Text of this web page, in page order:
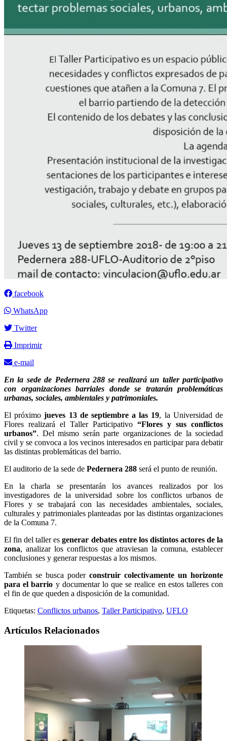
facebook
WhatsApp
Twitter
Imprimir
e-mail
En la sede de Pedernera 288 se realizará un taller participativo
con organizaciones barriales donde se tratarán problemáticas
urbanas, sociales, ambientales y patrimoniales.
El próximojueves 13 de septiembre a las 19, la Universidad de
Flores realizará el Taller Participativo “Flores y sus conflictos
urbanos”. Del mismo serán parte organizaciones de la sociedad
civil y se convoca a los vecinos interesados en participar para debatir
las distintas problemáticas del barrio.
El auditorio de la sede de Pedernera 288 será el punto de reunión.
En la charla se presentarán los avances realizados por los
investigadores de la universidad sobre los conflictos urbanos de
Flores y se trabajará con las necesidades ambientales, sociales,
culturales y patrimoniales planteadas por las distintas organizaciones
de la Comuna 7.
El fin del taller esgenerar debates entre los distintos actores de la
zona, analizar los conflictos que atraviesan la comuna, establecer
conclusiones y generar respuestas a los mismos.
También se busca poder construir colectivamente un horizonte
para el barrio y documentar lo que se realice en estos talleres con
el fin de que queden a disposición de la comunidad.
Etiquetas: Conflictos urbanos, Taller Participativo, UFLO
Artículos Relacionados